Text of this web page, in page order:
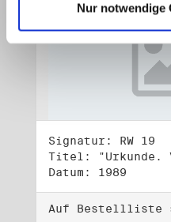
Nur notwendige
Signatur: RW 19
Titel: "Urkunde.
Datum: 1989
Auf Bestellliste